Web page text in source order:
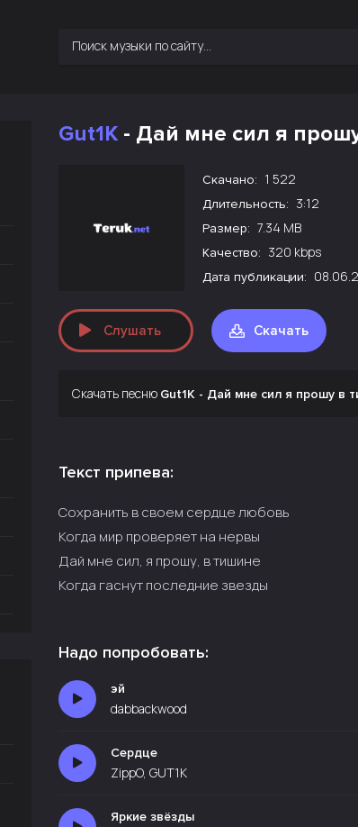
Gut1K- Дай мне сил я
Скачано: 1 522
Длительность: 3:12
Размер: 7.34 MB
Качество: 320 kbps
Дата публикации:
Слушать Скачать
Скачать песню Gut1K - Дай мне сил я прошу в
Текст припева:
Сохранить в своем сердце любовь
Когда мир проверяет на нервы
Дай мне сил, я прошу, в тишине
Когда гаснут последние звезды
Надо попробовать:
эй
dabbackwood
Сердце
ZippO, GUT1K
Яркие звёзды